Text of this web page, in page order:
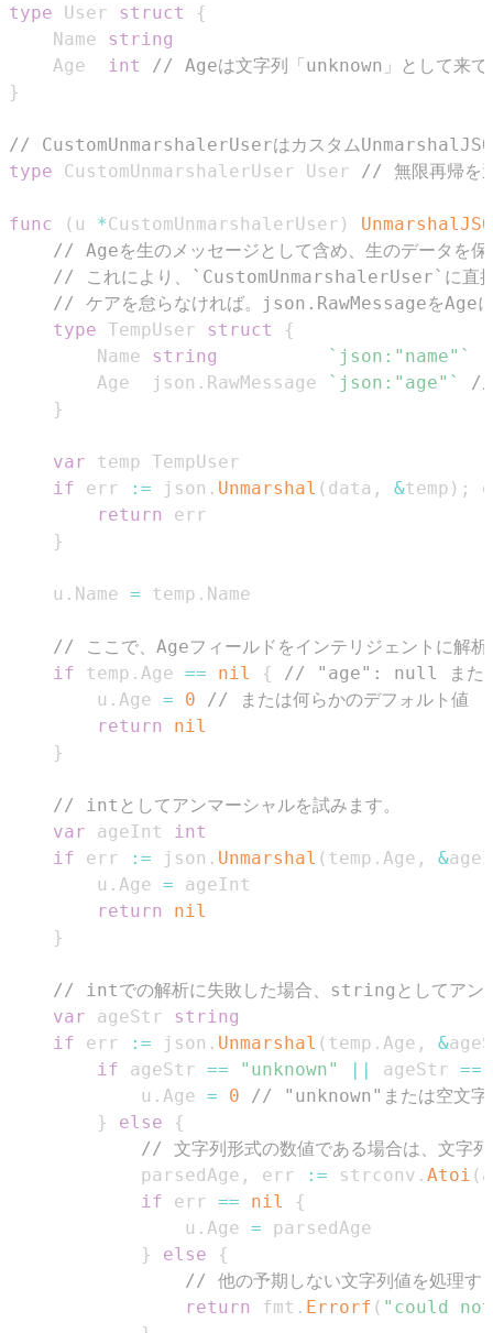
type User struct
{
	Name
string
	Age
int
// Ageは文字列「unknown」として来
}
// CustomUnmarshalerUserはカスタム
type CustomUnmarshalerUser User // 無限再帰を
func ( u *CustomUnmarshalerUser )
// Ageを生のメッセージとして含め、生のデータを保
// これにより、`CustomUnmarshalerUser`に直接
// ケアを怠らなければ。json.RawMessageをAgeに
type TempUser struct
{
		Name
string
`json:"name"`
		Age  json
. RawMessage `json:"age"`
//
}
var
if err := json . Unmarshal ( data , &temp ) ;
return
}
	u
. Name = temp .
// ここで、Ageフィールドをインテリジェントに解析
if temp . Age == nil {
// "age": null または
		u
. Age = 0
// または何らかのデフォルト値
return
nil
}
// intとしてアンマーシャルを試みます。
var ageInt
int
if err := json . Unmarshal ( temp . Age , &
		u
. Age =
return
nil
}
// intでの解析に失敗した場合、stringとしてアン
var ageStr string
if err := json . Unmarshal ( temp . Age , &
if ageStr == "unknown" || ageStr ==
			u
. Age = 0
// "unknown"または空文字
}
else
{
// 文字列形式の数値である場合は、文字
			parsedAge
, err := strconv . Atoi (
if err == nil
{
				u
. Age =
}
else
{
// 他の予期しない文字列値を処理す
return
fmt . Errorf ( "could